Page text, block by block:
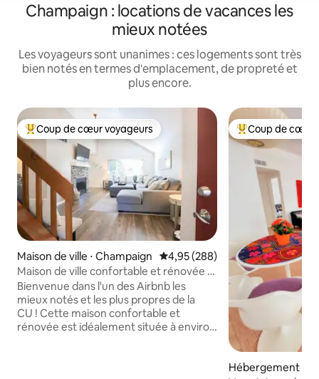
Champaign : locations de vacances les
mieux notées
Les voyageurs sont unanimes : ces logements sont très
bien notés en termes d'emplacement, de propreté et
plus encore.
Coups de cœur voyageurs les plus appréciés
Coup de cœur voyageurs
Maison de ville ⋅ Champaign Évaluation moyenne sur la
4,95 (288)
Maison de ville confortable et rénovée |
À quelques minutes du centre-ville
Bienvenue dans l'un des Airbnb les
mieux notés et les plus propres de la
CU ! Cette maison confortable et
rénovée est idéalement située à environ
Coups de cœur
Coup de cœur
Hébergement ⋅